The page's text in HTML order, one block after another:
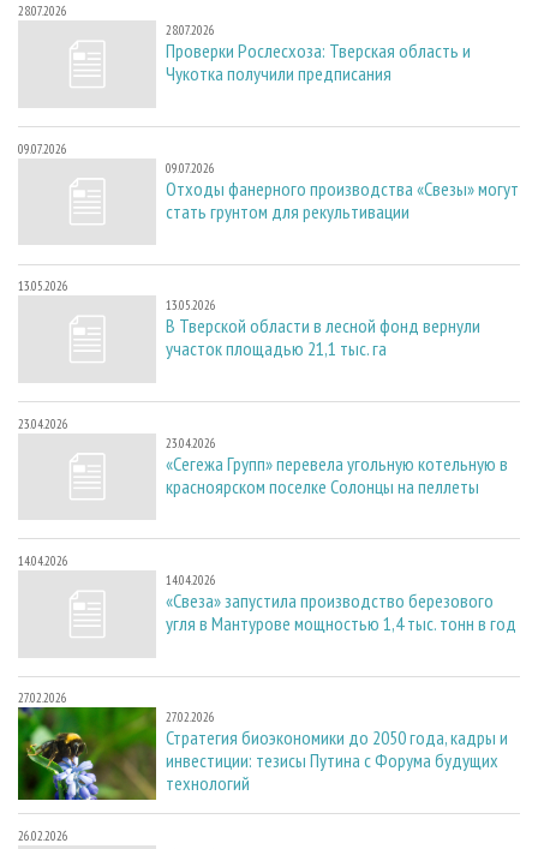
28.07.2026
28.07.2026
Проверки Рослесхоза: Тверская область и
Чукотка получили предписания
09.07.2026
09.07.2026
Отходы фанерного производства «Свезы» могут
стать грунтом для рекультивации
13.05.2026
13.05.2026
В Тверской области в лесной фонд вернули
участок площадью 21,1 тыс. га
23.04.2026
23.04.2026
«Сегежа Групп» перевела угольную котельную в
красноярском поселке Солонцы на пеллеты
14.04.2026
14.04.2026
«Свеза» запустила производство березового
угля в Мантурове мощностью 1,4 тыс. тонн в год
27.02.2026
27.02.2026
Стратегия биоэкономики до 2050 года, кадры и
инвестиции: тезисы Путина с Форума будущих
технологий
26.02.2026